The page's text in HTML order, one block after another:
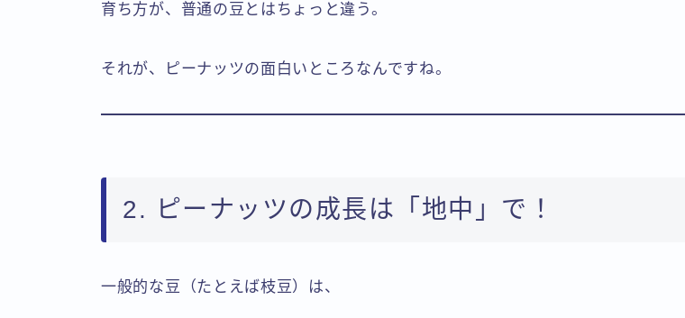
育ち方が、普通の豆とはちょっと違う。
それが、ピーナッツの面白いところなんですね。
2. ピーナッツの成長は「地中」で！
一般的な豆（たとえば枝豆）は、